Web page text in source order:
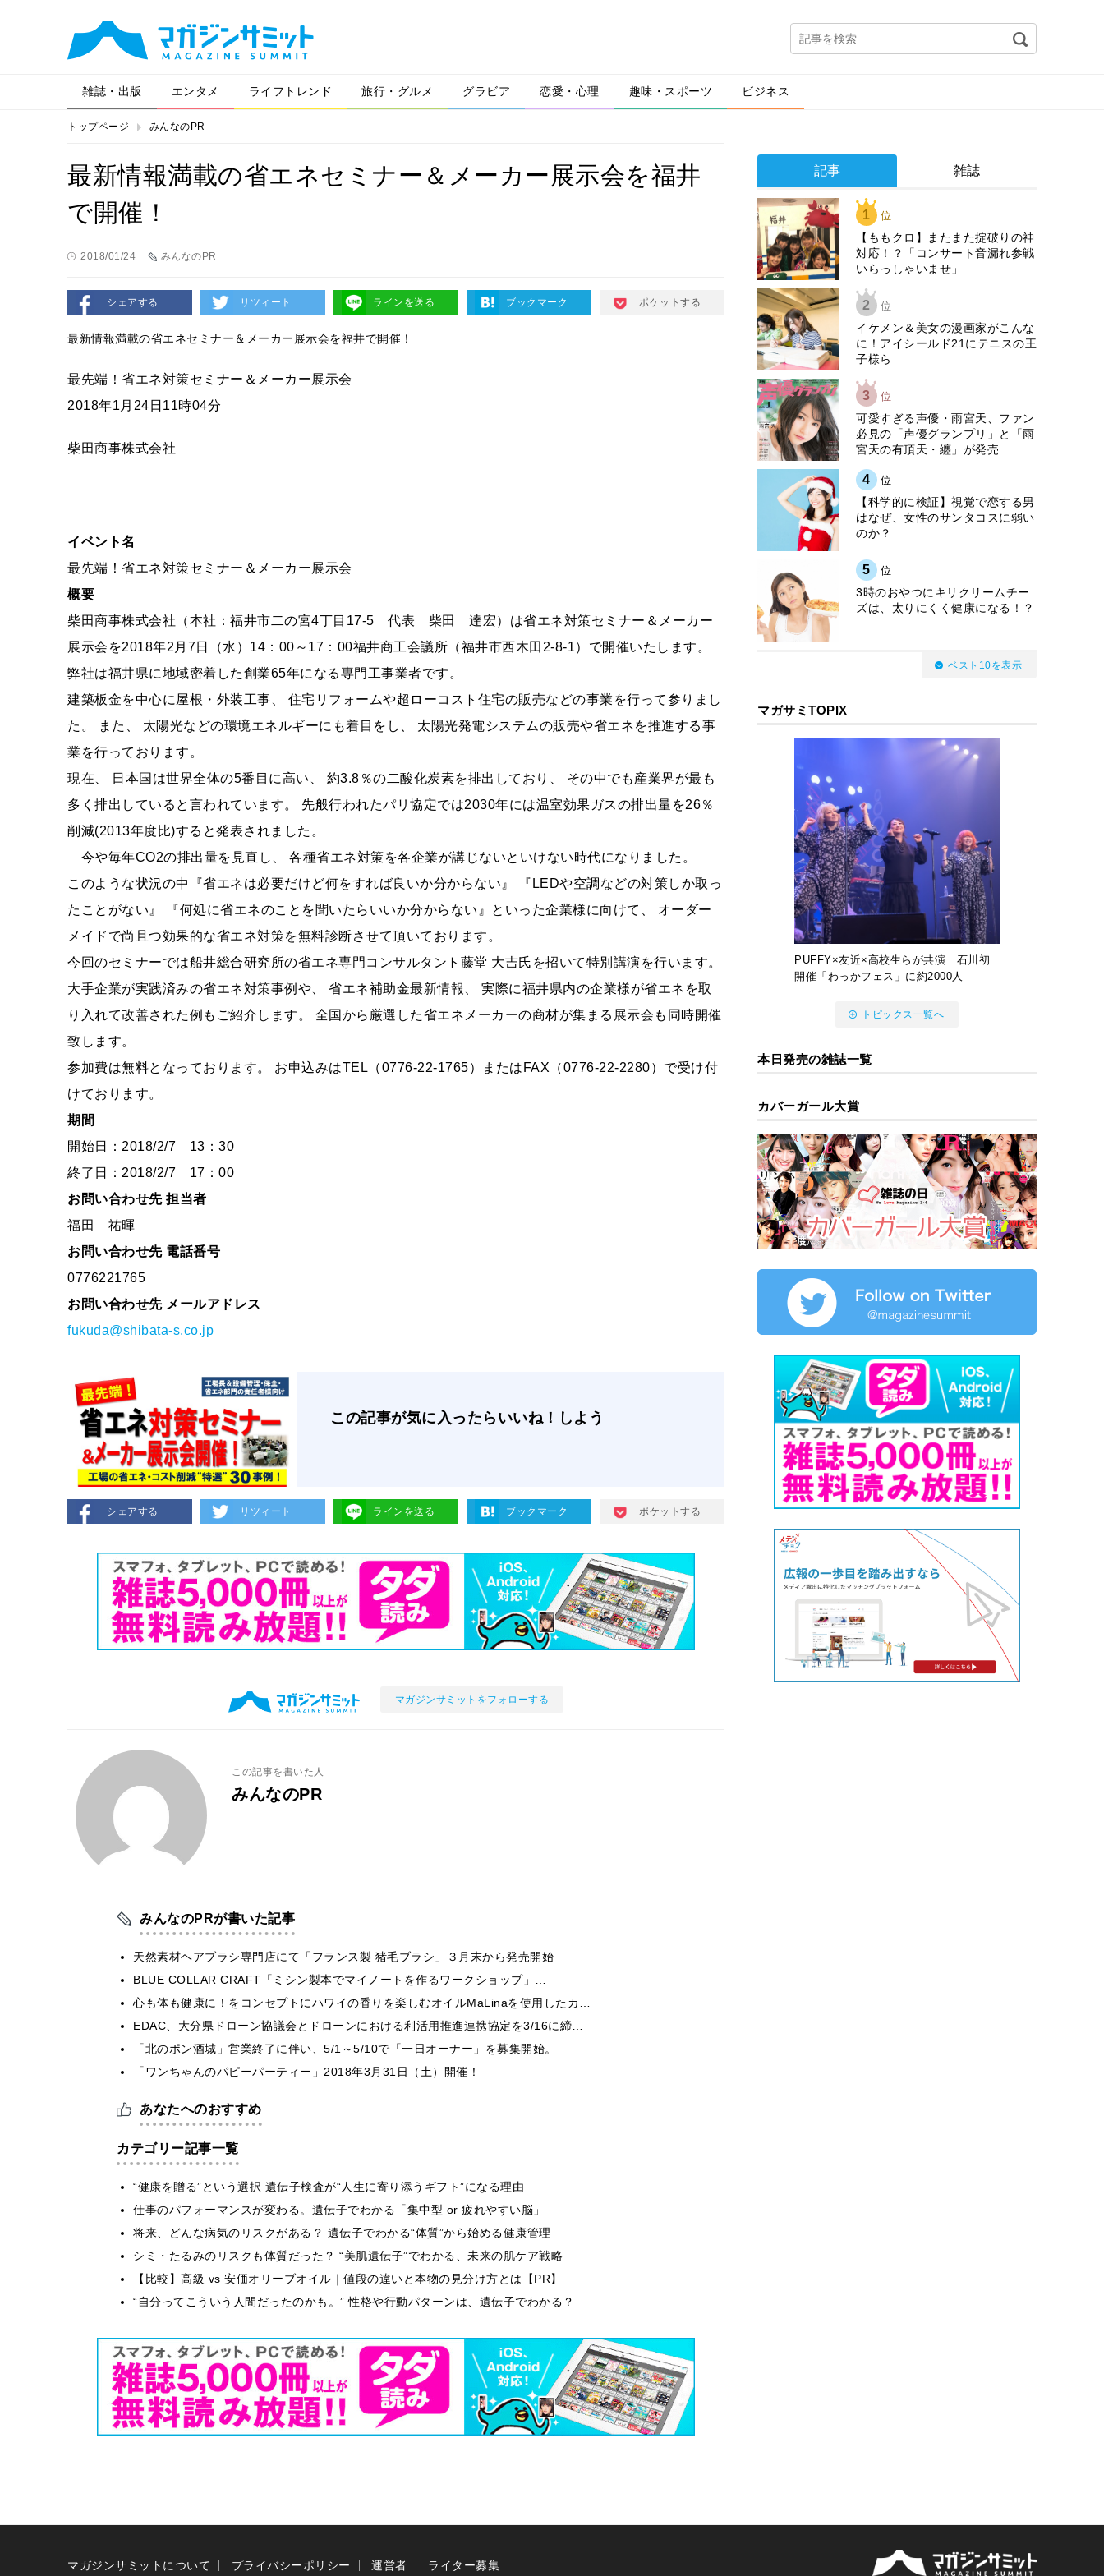
雑誌・出版 エンタメ ライフトレンド 旅行・グルメ グラビア 恋愛・心理 趣味・スポーツ ビジネス
トップページ みんなのPR
最新情報満載の省エネセミナー＆メーカー展示会を福井
で開催！
2018/01/24 みんなのPR
シェアする リツィート ラインを送る ブックマーク ポケットする
最新情報満載の省エネセミナー＆メーカー展示会を福井で開催！
最先端！省エネ対策セミナー＆メーカー展示会
2018年1月24日11時04分
柴田商事株式会社
イベント名
最先端！省エネ対策セミナー＆メーカー展示会
概要
柴田商事株式会社（本社：福井市二の宮4丁目17-5 代表 柴田 達宏）は省エネ対策セミナー＆メーカー
展示会を2018年2月7日（水）14：00～17：00福井商工会議所（福井市西木田2-8-1）で開催いたします。
弊社は福井県に地域密着した創業65年になる専門工事業者です。
建築板金を中心に屋根・外装工事、 住宅リフォームや超ローコスト住宅の販売などの事業を行って参りまし
た。 また、 太陽光などの環境エネルギーにも着目をし、 太陽光発電システムの販売や省エネを推進する事
業を行っております。
現在、 日本国は世界全体の5番目に高い、 約3.8％の二酸化炭素を排出しており、 その中でも産業界が最も
多く排出していると言われています。 先般行われたパリ協定では2030年には温室効果ガスの排出量を26％
削減(2013年度比)すると発表されました。
今や毎年CO2の排出量を見直し、 各種省エネ対策を各企業が講じないといけない時代になりました。
このような状況の中『省エネは必要だけど何をすれば良いか分からない』 『LEDや空調などの対策しか取っ
たことがない』 『何処に省エネのことを聞いたらいいか分からない』といった企業様に向けて、 オーダー
メイドで尚且つ効果的な省エネ対策を無料診断させて頂いております。
今回のセミナーでは船井総合研究所の省エネ専門コンサルタント藤堂 大吉氏を招いて特別講演を行います。
大手企業が実践済みの省エネ対策事例や、 省エネ補助金最新情報、 実際に福井県内の企業様が省エネを取
り入れて改善された例もご紹介します。 全国から厳選した省エネメーカーの商材が集まる展示会も同時開催
致します。
参加費は無料となっております。 お申込みはTEL（0776-22-1765）またはFAX（0776-22-2280）で受け付
けております。
期間
開始日：2018/2/7 13：30
終了日：2018/2/7 17：00
お問い合わせ先 担当者
福田 祐暉
お問い合わせ先 電話番号
0776221765
お問い合わせ先 メールアドレス
fukuda@shibata-s.co.jp
この記事が気に入ったらいいね！しよう
シェアする リツィート ラインを送る ブックマーク ポケットする
マガジンサミットをフォローする
この記事を書いた人
みんなのPR
みんなのPRが書いた記事
天然素材ヘアブラシ専門店にて「フランス製 猪毛ブラシ」３月末から発売開始
BLUE COLLAR CRAFT「ミシン製本でマイノートを作るワークショップ」…
心も体も健康に！をコンセプトにハワイの香りを楽しむオイルMaLinaを使用したカ…
EDAC、大分県ドローン協議会とドローンにおける利活用推進連携協定を3/16に締…
「北のポン酒城」営業終了に伴い、5/1～5/10で「一日オーナー」を募集開始。
「ワンちゃんのパピーパーティー」2018年3月31日（土）開催！
あなたへのおすすめ
カテゴリー記事一覧
“健康を贈る”という選択 遺伝子検査が“人生に寄り添うギフト”になる理由
仕事のパフォーマンスが変わる。遺伝子でわかる「集中型 or 疲れやすい脳」
将来、どんな病気のリスクがある？ 遺伝子でわかる“体質”から始める健康管理
シミ・たるみのリスクも体質だった？ “美肌遺伝子”でわかる、未来の肌ケア戦略
【比較】高級 vs 安価オリーブオイル｜値段の違いと本物の見分け方とは【PR】
“自分ってこういう人間だったのかも。” 性格や行動パターンは、遺伝子でわかる？
記事 雑誌
1 位
【ももクロ】またまた掟破りの神
対応！？「コンサート音漏れ参戦
いらっしゃいませ」
2 位
イケメン＆美女の漫画家がこんな
に！アイシールド21にテニスの王
子様ら
3 位
可愛すぎる声優・雨宮天、ファン
必見の「声優グランプリ」と「雨
宮天の有頂天・纏」が発売
4 位
【科学的に検証】視覚で恋する男
はなぜ、女性のサンタコスに弱い
のか？
5 位
3時のおやつにキリクリームチー
ズは、太りにくく健康になる！？
ベスト10を表示
マガサミTOPIX
PUFFY×友近×高校生らが共演 石川初
開催「わっかフェス」に約2000人
トピックス一覧へ
本日発売の雑誌一覧
カバーガール大賞
マガジンサミットについて プライバシーポリシー 運営者 ライター募集